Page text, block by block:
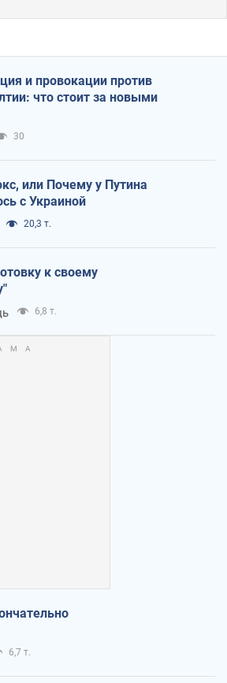
и провокации против
что стоит за новыми
30
или Почему у Путина
с Украиной
20,3 т.
к своему
6,8 т.
6,7 т.